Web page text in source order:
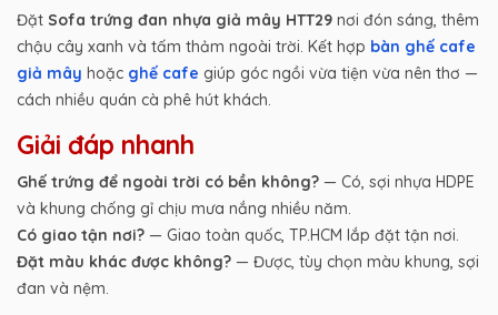
Đặt Sofa trứng đan nhựa giả mây HTT29 nơi đón sáng, thêm
chậu cây xanh và tấm thảm ngoài trời. Kết hợp bàn ghế cafe
giả mây hoặc ghế cafe giúp góc ngồi vừa tiện vừa nên thơ —
cách nhiều quán cà phê hút khách.
Giải đáp nhanh
Ghế trứng để ngoài trời có bền không? — Có, sợi nhựa HDPE
và khung chống gỉ chịu mưa nắng nhiều năm.
Có giao tận nơi? — Giao toàn quốc, TP.HCM lắp đặt tận nơi.
Đặt màu khác được không? — Được, tùy chọn màu khung, sợi
đan và nệm.